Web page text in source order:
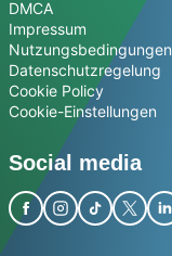
DMCA
Impressum
Nutzungsbedingungen
Datenschutzregelung
Cookie Policy
Cookie-Einstellungen
Social media